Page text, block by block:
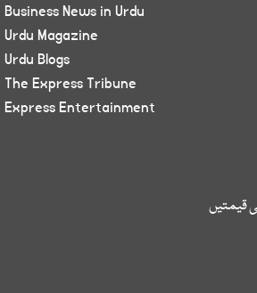
قیمتیں
Business News in Urdu
Urdu Magazine
Urdu Blogs
The Express Tribune
Express Entertainment